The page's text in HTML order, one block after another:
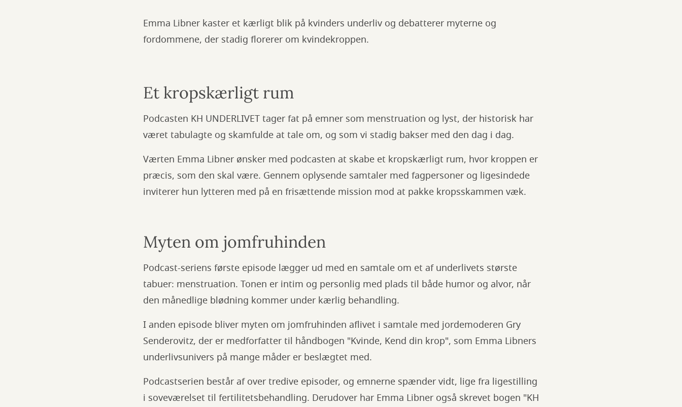
Emma Libner kaster et kærligt blik på kvinders underliv og debatterer myterne og
fordommene, der stadig florerer om kvindekroppen.
Et kropskærligt rum
Podcasten KH UNDERLIVET tager fat på emner som menstruation og lyst, der historisk har
været tabulagte og skamfulde at tale om, og som vi stadig bakser med den dag i dag.
Værten Emma Libner ønsker med podcasten at skabe et kropskærligt rum, hvor kroppen er
præcis, som den skal være. Gennem oplysende samtaler med fagpersoner og ligesindede
inviterer hun lytteren med på en frisættende mission mod at pakke kropsskammen væk.
Myten om jomfruhinden
Podcast-seriens første episode lægger ud med en samtale om et af underlivets største
tabuer: menstruation. Tonen er intim og personlig med plads til både humor og alvor, når
den månedlige blødning kommer under kærlig behandling.
I anden episode bliver myten om jomfruhinden aflivet i samtale med jordemoderen Gry
Senderovitz, der er medforfatter til håndbogen "Kvinde, Kend din krop", som Emma Libners
underlivsunivers på mange måder er beslægtet med.
Podcastserien består af over tredive episoder, og emnerne spænder vidt, lige fra ligestilling
i soveværelset til fertilitetsbehandling. Derudover har Emma Libner også skrevet bogen "KH